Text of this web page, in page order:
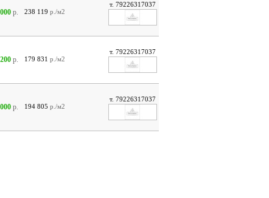
р. 238 119 р./м2
т. 79226317037
р. 179 831 р./м2
т. 79226317037
р. 194 805 р./м2
т. 79226317037